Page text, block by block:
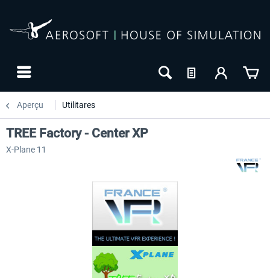
Aperçu Utilitares
TREE Factory - Center XP
X-Plane 11